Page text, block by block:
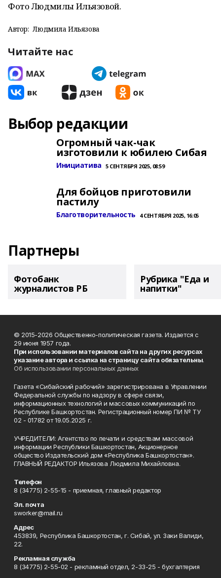
Фото Людмилы Ильязовой.
Автор: Людмила Ильязова
Читайте нас
Выбор редакции
Огромный чак-чак
изготовили к юбилею Сибая
Инициатива 5 СЕНТЯБРЯ 2025, 08:59
Для бойцов приготовили
пастилу
Благотворительность 4 СЕНТЯБРЯ 2025, 16:05
Партнеры
Фотобанк
журналистов РБ
Рубрика "Еда и
напитки"
© 2015-2026 Общественно-политическая газета. Издается с
29 июня 1957 года.
При использовании материалов сайта на других ресурсах
указание автора и ссылка на страницу сайта обязательны.
Об использовании персональных данных
Газета «Сибайский рабочий» зарегистрирована в Управлении
Федеральной службы по надзору в сфере связи,
информационных технологий и массовых коммуникаций по
Республике Башкортостан. Регистрационный номер ПИ № ТУ
02 - 01782 от 19.05.2025 г.
УЧРЕДИТЕЛИ: Агентство по печати и средствам массовой
информации Республики Башкортостан, Акционерное
общество Издательский дом «Республика Башкортостан».
ГЛАВНЫЙ РЕДАКТОР Ильязова Людмила Михайловна.
Телефон
8 (34775) 2-55-15 - приемная, главный редактор
Эл. почта
sworker@mail.ru
Адрес
453839, Республика Башкортостан, г. Сибай, ул. Заки Валиди,
22.
Рекламная служба
8 (34775) 2-55-02 - рекламный отдел, 2-33-25 - бухгалтерия